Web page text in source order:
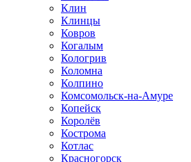
Клин
Клинцы
Ковров
Когалым
Кологрив
Коломна
Колпино
Комсомольск-на-Амуре
Копейск
Королёв
Кострома
Котлас
Красногорск